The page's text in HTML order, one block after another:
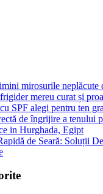
mirosurile
mereu curat și
SPF alegi pentru ten
de îngrijire a tenului
in Hurghada, Egipt
de Seară: Soluții